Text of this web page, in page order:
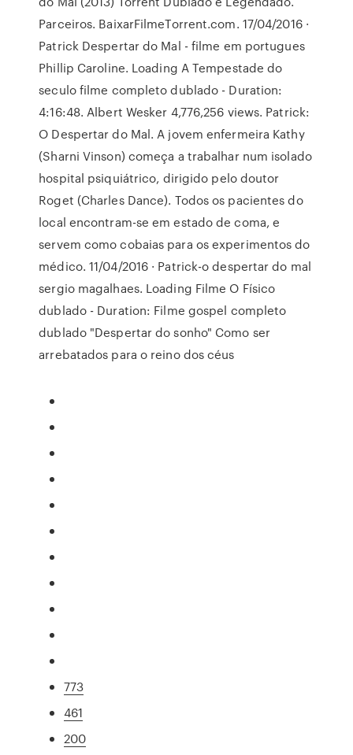
Parceiros. BaixarFilmeTorrent.com. 17/04/2016 ·
Patrick Despertar do Mal - filme em portugues
Phillip Caroline. Loading A Tempestade do
seculo filme completo dublado - Duration:
4:16:48. Albert Wesker 4,776,256 views. Patrick:
O Despertar do Mal. A jovem enfermeira Kathy
(Sharni Vinson) começa a trabalhar num isolado
hospital psiquiátrico, dirigido pelo doutor
Roget (Charles Dance). Todos os pacientes do
local encontram-se em estado de coma, e
servem como cobaias para os experimentos do
médico. 11/04/2016 · Patrick-o despertar do mal
sergio magalhaes. Loading Filme O Físico
dublado - Duration: Filme gospel completo
dublado "Despertar do sonho" Como ser
arrebatados para o reino dos céus
773
461
200